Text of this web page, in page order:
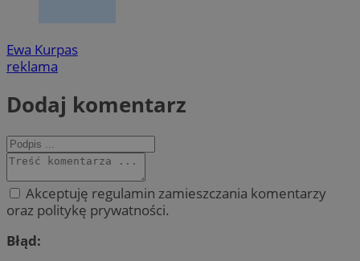
Ewa Kurpas
reklama
Dodaj komentarz
Akceptuję regulamin zamieszczania komentarzy
oraz politykę prywatności.
Błąd: